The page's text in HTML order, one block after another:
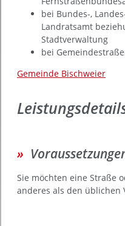
bei Bundes-,
Landratsamt
Stadtverwaltung
bei
Gemeinde Bischweier
Sie möchten eine Straße
anderes als den üblichen